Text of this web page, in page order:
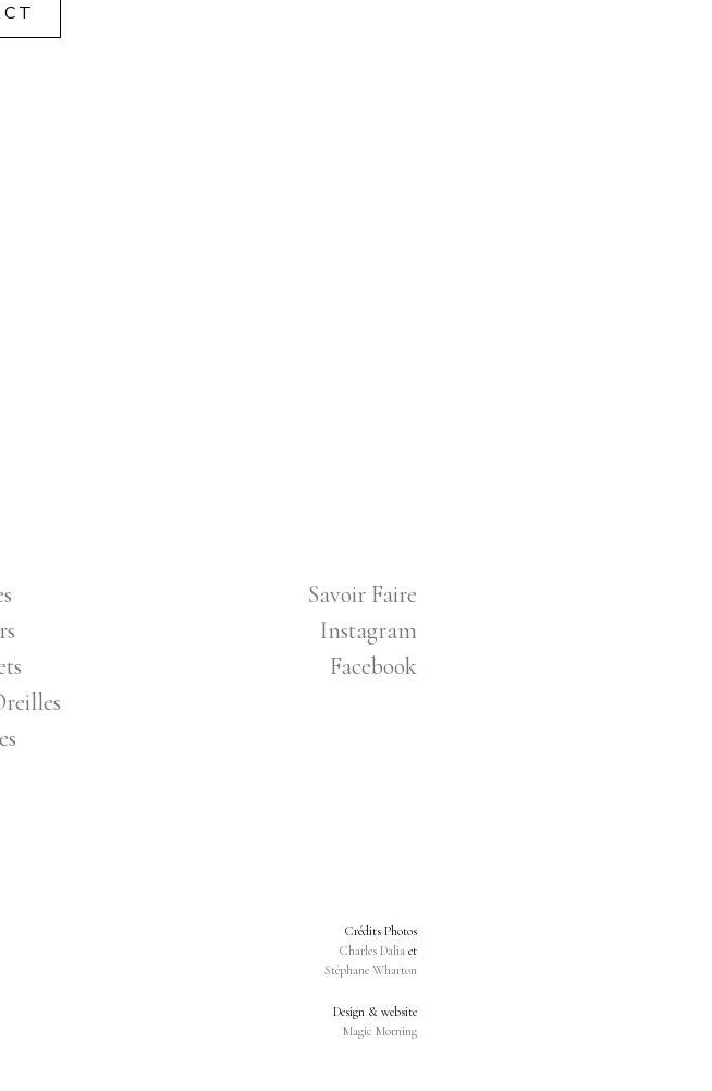
Savoir Faire
Instagram
Facebook
Crédits Photos
Charles Daliaet
Stéphane Wharton
Design & website
Magic Morning